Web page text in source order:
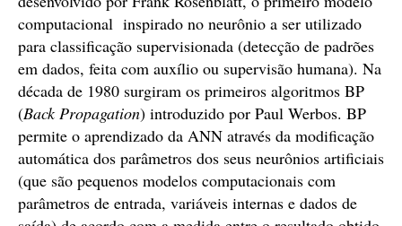
computacional inspirado no neurônio a ser utilizado
para classificação supervisionada (detecção de padrões
em dados, feita com auxílio ou supervisão humana). Na
década de 1980 surgiram os primeiros algoritmos BP
(Back Propagation) introduzido por Paul Werbos. BP
permite o aprendizado da ANN através da modificação
automática dos parâmetros dos seus neurônios artificiais
(que são pequenos modelos computacionais com
parâmetros de entrada, variáveis internas e dados de